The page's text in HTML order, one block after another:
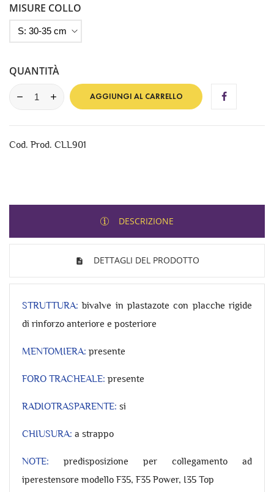
MISURE COLLO
QUANTITÀ
AGGIUNGI AL CARRELLO
Cod. Prod. CLL901
DESCRIZIONE
DETTAGLI DEL PRODOTTO
STRUTTURA: bivalve in plastazote con placche rigide
di rinforzo anteriore e posteriore
MENTOMIERA: presente
FORO TRACHEALE: presente
RADIOTRASPARENTE: si
CHIUSURA: a strappo
NOTE: predisposizione per collegamento ad
iperestensore modello F35, F35 Power, I35 Top